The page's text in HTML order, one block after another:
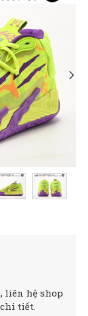
liên hệ shop
tiết.